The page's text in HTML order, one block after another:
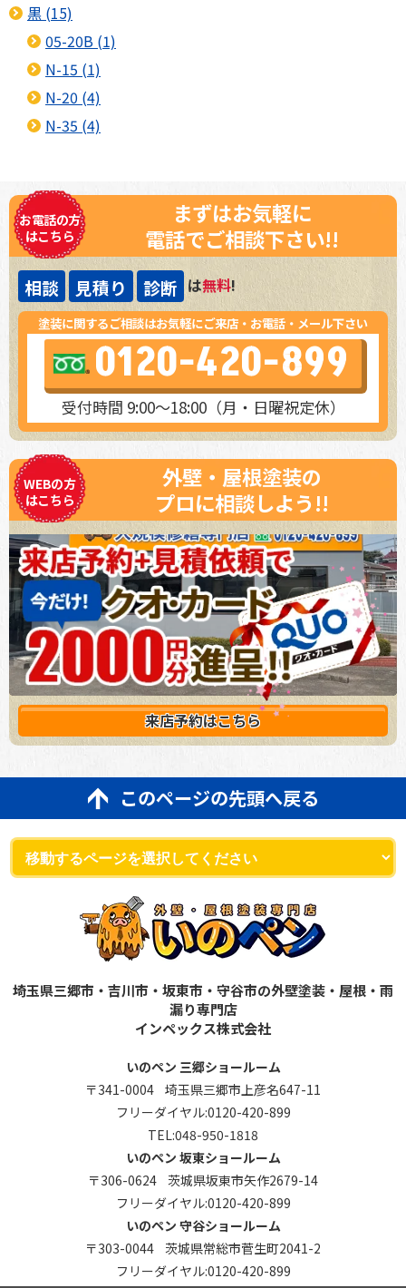
黒 (15)
05-20B (1)
N-15 (1)
N-20 (4)
N-35 (4)
お電話の方
はこちら
まずはお気軽に
電話でご相談下さい!!
相談 見積り 診断 は無料!
塗装に関するご相談はお気軽にご来店・お電話・メール下さい
0120-420-899
受付時間 9:00～18:00（月・日曜祝定休）
WEBの方
はこちら
外壁・屋根塗装の
プロに相談しよう!!
来店予約はこちら
このページの先頭へ戻る
埼玉県三郷市・吉川市・坂東市・守谷市の外壁塗装・屋根・雨
漏り専門店
インペックス株式会社
いのペン 三郷ショールーム
〒341-0004 埼玉県三郷市上彦名647-11
フリーダイヤル:0120-420-899
TEL:048-950-1818
いのペン 坂東ショールーム
〒306-0624 茨城県坂東市矢作2679-14
フリーダイヤル:0120-420-899
いのペン 守谷ショールーム
〒303-0044 茨城県常総市菅生町2041-2
フリーダイヤル:0120-420-899